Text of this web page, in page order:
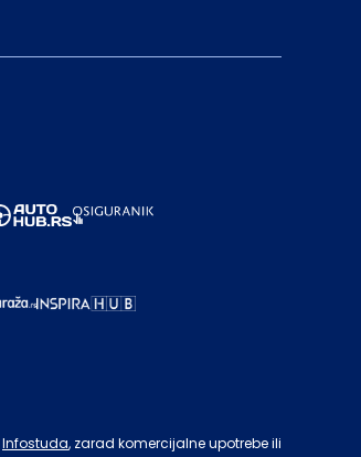
Infostuda, zarad komercijalne upotrebe ili